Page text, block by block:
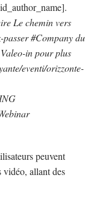
Le chemin vers
passer #Company du
in pour plus
eventi/orizzonte-
peuvent
vidéo, allant des